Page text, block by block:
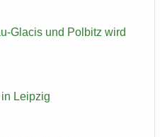
​Glacis und Pol­bitz wird
Leip­zig